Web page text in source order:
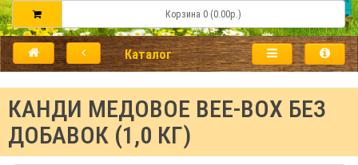
Корзина 0 (0.00р.)
Каталог
КАНДИ МЕДОВОЕ BEE-BOX БЕЗ
ДОБАВОК (1,0 КГ)